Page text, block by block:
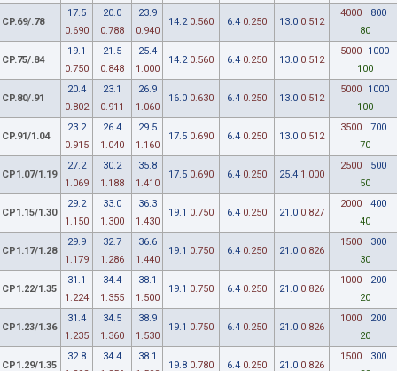
CP.69/.78
17.5
0.690
20.0
0.788
23.9
0.940
14.2 0.560 6.4 0.250 13.0 0.512
4000
800
80
CP.75/.84
19.1
0.750
21.5
0.848
25.4
1.000
14.2 0.560 6.4 0.250 13.0 0.512
5000
1000
100
CP.80/.91
20.4
0.802
23.1
0.911
26.9
1.060
16.0 0.630 6.4 0.250 13.0 0.512
5000
1000
100
CP.91/1.04
23.2
0.915
26.4
1.040
29.5
1.160
17.5 0.690 6.4 0.250 13.0 0.512
3500
700
70
CP1.07/1.19
27.2
1.069
30.2
1.188
35.8
1.410
17.5 0.690 6.4 0.250 25.4 1.000
2500
500
50
CP1.15/1.30
29.2
1.150
33.0
1.300
36.3
1.430
19.1 0.750 6.4 0.250 21.0 0.827
2000
400
40
CP1.17/1.28
29.9
1.179
32.7
1.286
36.6
1.440
19.1 0.750 6.4 0.250 21.0 0.826
1500
300
30
CP1.22/1.35
31.1
1.224
34.4
1.355
38.1
1.500
19.1 0.750 6.4 0.250 21.0 0.826
1000
200
20
CP1.23/1.36
31.4
1.235
34.5
1.360
38.9
1.530
19.1 0.750 6.4 0.250 21.0 0.826
1000
200
20
CP1.29/1.35
32.8
34.4
38.1
19.8 0.780 6.4 0.250 21.0 0.826
1500
300